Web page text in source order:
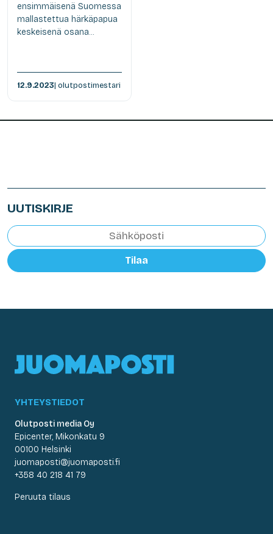
ensimmäisenä Suomessa
mallastettua härkäpapua
keskeisenä osana...
12.9.2023| olutpostimestari
UUTISKIRJE
Tilaa
YHTEYSTIEDOT
Olutposti media Oy
Epicenter, Mikonkatu 9
00100 Helsinki
juomaposti@juomaposti.fi
+358 40 218 41 79
Peruuta tilaus